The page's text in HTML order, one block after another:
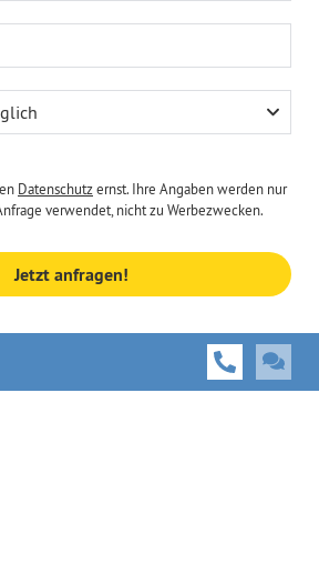
Datenschutzernst. Ihre Angaben werden nur
verwendet, nicht zu Werbezwecken.
Jetzt anfragen!